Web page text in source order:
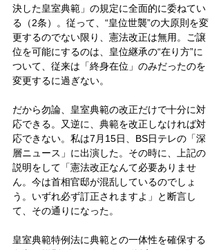
決した皇室典範」の規定に全面的に委ねてい
る（2条）。従って、“皇位世襲”の大原則を変
更するのでない限り、憲法改正は無用。ご譲
位を可能にするのは、皇位継承の“在り方”に
ついて、従来は「終身在位」のみだったのを
変更するに過ぎない。
だから勿論、皇室典範の改正だけで十分に対
応できる。又逆に、典範を改正しなければ対
応できない。私は7月15日、BS日テレの「深
層ニュース」に出演した。その時に、上記の
説明をして「憲法改正なんて必要ありませ
ん。今は首相官邸が混乱しているのでしょ
う。いずれ必ず訂正されますよ」と断言し
て、その通りになった。
皇室典範特例法に典範との一体性を確保する